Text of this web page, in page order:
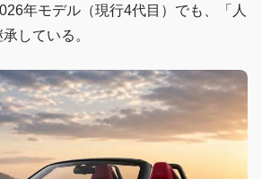
年モデル（現行4代目）でも、「人
している。